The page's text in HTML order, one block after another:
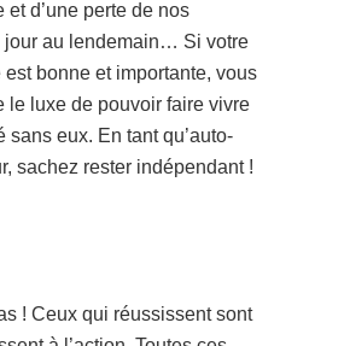
et d’une perte de nos
jour au lendemain… Si votre
bonne et importante, vous
le luxe de pouvoir faire vivre
sans eux. En tant qu’auto-
sachez rester indépendant !
! Ceux qui réussissent sont